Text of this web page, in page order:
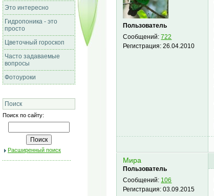
Это интересно
Гидропоника - это
просто
Цветочный гороскоп
Часто задаваемые
вопросы
Фотоуроки
Поиск
Поиск по сайту:
Расширенный поиск
Пользователь
Сообщений:722
Регистрация:26.04.2010
Мира
Пользователь
Сообщений: 106
Регистрация:03.09.2015